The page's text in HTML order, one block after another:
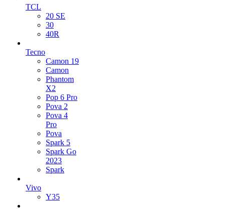
TCL
20 SE
30
40R
Tecno
Camon 19
Camon
Phantom
X2
Pop 6 Pro
Pova 2
Pova 4
Pro
Pova
Spark 5
Spark Go
2023
Spark
Vivo
Y35